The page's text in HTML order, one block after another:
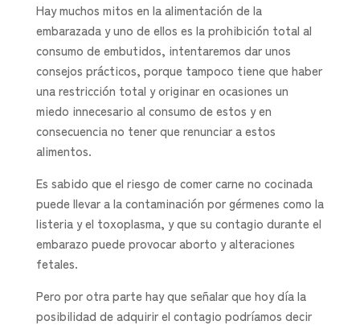
Hay muchos mitos en la alimentación de la
embarazada y uno de ellos es la prohibición total al
consumo de embutidos, intentaremos dar unos
consejos prácticos, porque tampoco tiene que haber
una restricción total y originar en ocasiones un
miedo innecesario al consumo de estos y en
consecuencia no tener que renunciar a estos
alimentos.
Es sabido que el riesgo de comer carne no cocinada
puede llevar a la contaminación por gérmenes como la
listeria y el toxoplasma, y que su contagio durante el
embarazo puede provocar aborto y alteraciones
fetales.
Pero por otra parte hay que señalar que hoy día la
posibilidad de adquirir el contagio podríamos decir